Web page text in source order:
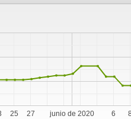
junio de 2020
25 27 6